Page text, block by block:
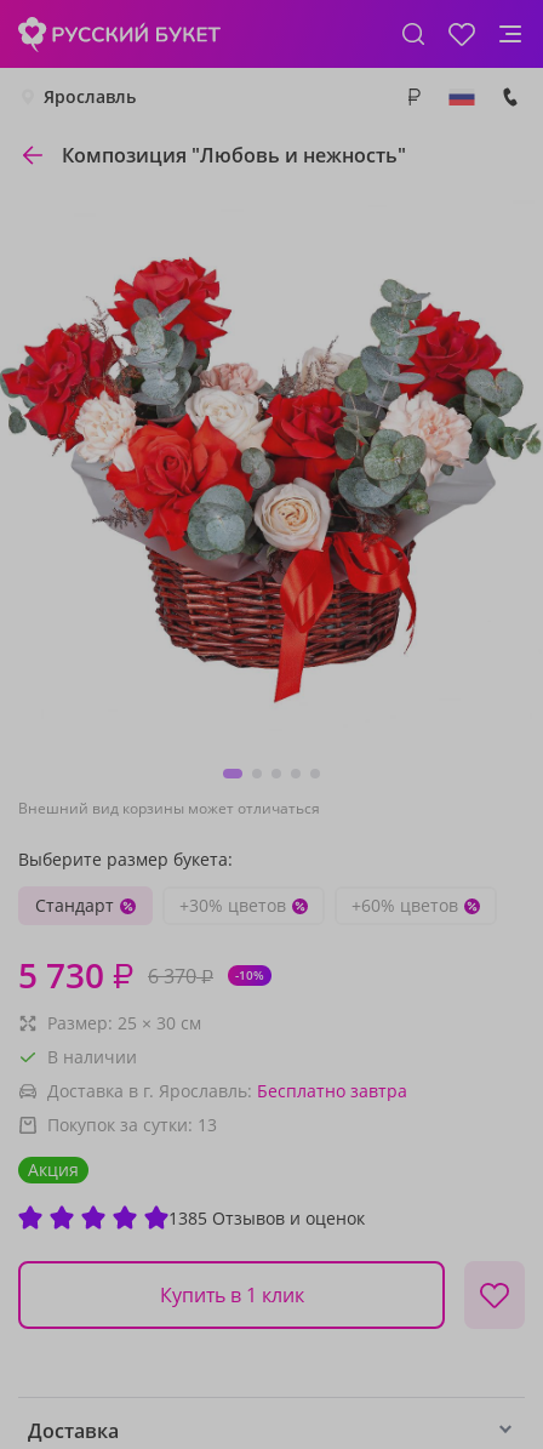
Ярославль
Композиция "Любовь и нежность"
Внешний вид корзины может отличаться
Выберите размер букета:
Стандарт
+30% цветов +60% цветов
5 730 ₽ 6 370₽ -10%
Размер: 25 × 30 см
В наличии
Доставка в г. Ярославль: Бесплатно завтра
Покупок за сутки: 13
Акция
1385 Отзывов и оценок
Купить в 1 клик
Доставка